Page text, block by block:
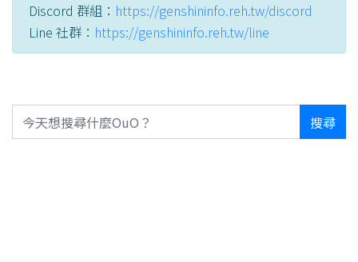
Discord 群組： https://genshininfo.reh.tw/discord
Line 社群： https://genshininfo.reh.tw/line
搜尋